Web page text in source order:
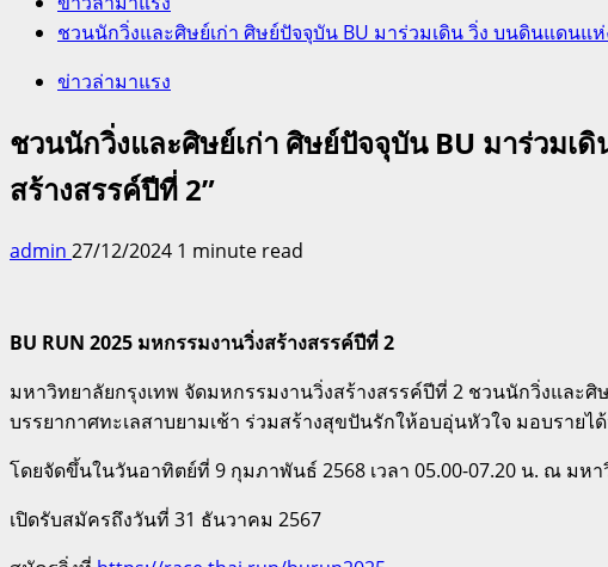
ชวนนักวิ่งและศิษย์เก่า ศิษย์ปัจจุบัน BU มาร่วมเดิน วิ่ง บนดินแดนแ
ข่าวล่ามาแรง
ชวนนักวิ่งและศิษย์เก่า ศิษย์ปัจจุบัน BU มาร่วมเ
สร้างสรรค์ปีที่ 2”
admin 27/12/2024 1 minute read
BU RUN 2025 มหกรรมงานวิ่งสร้างสรรค์ปีที่ 2
มหาวิทยาลัยกรุงเทพ จัดมหกรรมงานวิ่งสร้างสรรค์ปีที่ 2 ชวนนักวิ่งและ
บรรยากาศทะเลสาบยามเช้า ร่วมสร้างสุขปันรักให้อบอุ่นหัวใจ มอบรา
โดยจัดขึ้นในวันอาทิตย์ที่ 9 กุมภาพันธ์ 2568 เวลา 05.00-07.20 น. ณ มหา
เปิดรับสมัครถึงวันที่ 31 ธันวาคม 2567